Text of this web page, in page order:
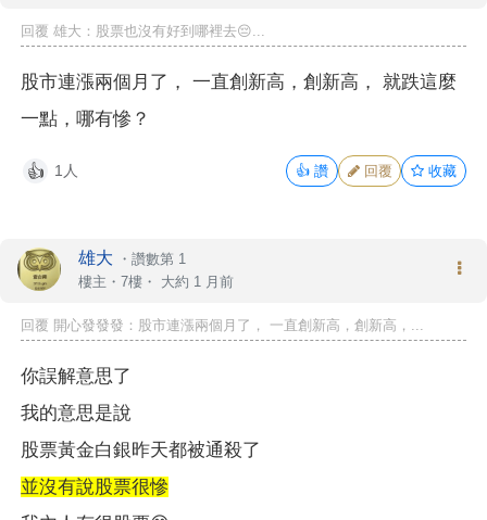
回覆 雄大：股票也沒有好到哪裡去😔...
股市連漲兩個月了， 一直創新高，創新高， 就跌這麼
一點，哪有慘？
👍 1人 👍 讚 回覆 收藏
雄大 ・ 讚數第 1
樓主 ・7樓・ 大約 1 月前
回覆 開心發發發：股市連漲兩個月了， 一直創新高，創新高，...
你誤解意思了
我的意思是說
股票黃金白銀昨天都被通殺了
並沒有說股票很慘